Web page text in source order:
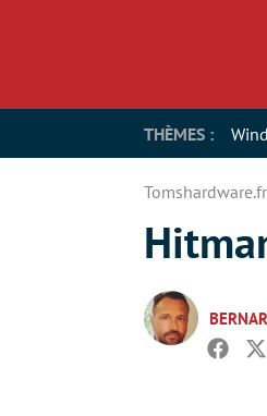
THÈMES :
Tomshardware.fr